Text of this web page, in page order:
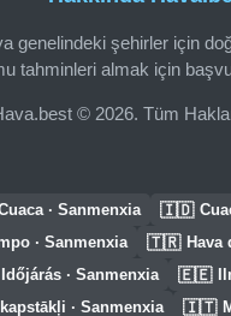
genelindeki şehirler için
tahminleri almak için
© 2026. Tüm
· Sanmenxia 🇮🇩
· Sanmenxia 🇹🇷 Hava
Időjárás · Sanmenxia 🇪🇪
· Sanmenxia 🇮🇹